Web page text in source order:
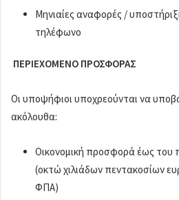
Μηνιαίες αναφορές /
τηλέφωνο
ΠΕΡΙΕΧΟΜΕΝΟ ΠΡΟΣΦΟΡΑΣ
Οι υποψήφιοι υποχρεούνται να
ακόλουθα:
Οικονομική προσφορά έως του
(οκτώ χιλιάδων πεντακοσίων
ΦΠΑ)